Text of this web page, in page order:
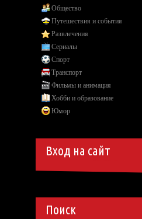
Общество
Путешествия и события
Развлечения
Сериалы
Спорт
Транспорт
Фильмы и анимация
Хобби и образование
Юмор
Вход на сайт
Поиск